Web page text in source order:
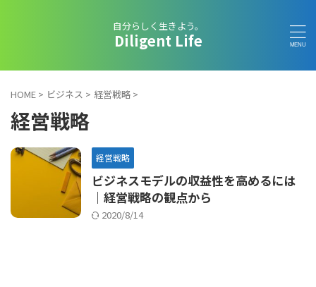
自分らしく生きよう。
Diligent Life
HOME > ビジネス > 経営戦略 >
経営戦略
経営戦略
ビジネスモデルの収益性を高めるには
｜経営戦略の観点から
2020/8/14